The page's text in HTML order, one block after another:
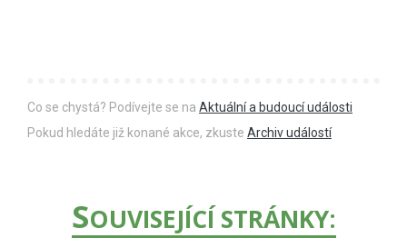
Co se chystá? Podívejte se na Aktuální a budoucí události
Pokud hledáte již konané akce, zkuste Archiv událostí
SOUVISEJÍCÍ STRÁNKY: